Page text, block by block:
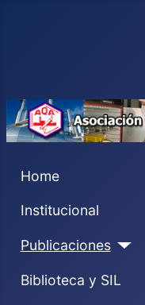
Home
Institucional
Publicaciones
Biblioteca y SIL